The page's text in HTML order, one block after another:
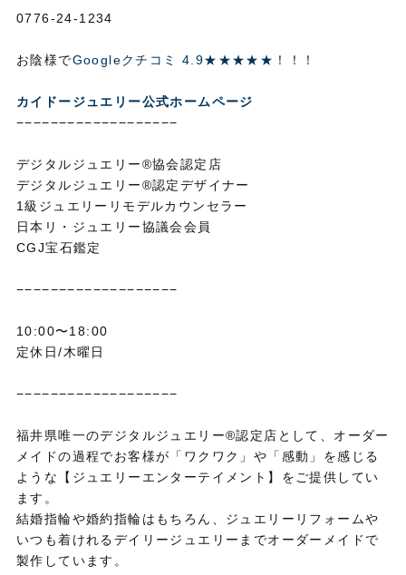
0776-24-1234
お陰様でGoogleクチコミ 4.9★★★★★！！！
カイドージュエリー公式ホームページ
−−−−−−−−−−−−−−−−−−−
デジタルジュエリー®協会認定店
デジタルジュエリー®認定デザイナー
1級ジュエリーリモデルカウンセラー
日本リ・ジュエリー協議会会員
CGJ宝石鑑定
−−−−−−−−−−−−−−−−−−−
10:00〜18:00
定休日/木曜日
−−−−−−−−−−−−−−−−−−−
福井県唯一のデジタルジュエリー®認定店として、オーダー
メイドの過程でお客様が「ワクワク」や「感動」を感じる
ような【ジュエリーエンターテイメント】をご提供してい
ます。
結婚指輪や婚約指輪はもちろん、ジュエリーリフォームや
いつも着けれるデイリージュエリーまでオーダーメイドで
製作しています。